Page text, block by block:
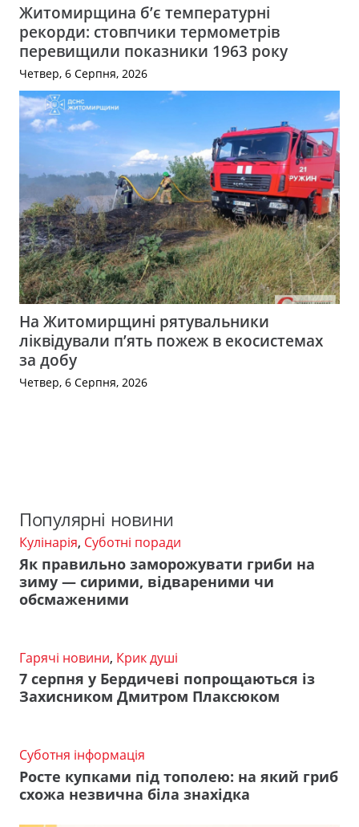
Житомирщина б’є температурні
рекорди: стовпчики термометрів
перевищили показники 1963 року
Четвер, 6 Серпня, 2026
На Житомирщині рятувальники
ліквідували п’ять пожеж в екосистемах
за добу
Четвер, 6 Серпня, 2026
Популярні новини
Кулінарія, Суботні поради
Як правильно заморожувати гриби на
зиму — сирими, відвареними чи
обсмаженими
Гарячі новини, Крик душі
7 серпня у Бердичеві попрощаються із
Захисником Дмитром Плаксюком
Суботня інформація
Росте купками під тополею: на який гриб
схожа незвична біла знахідка